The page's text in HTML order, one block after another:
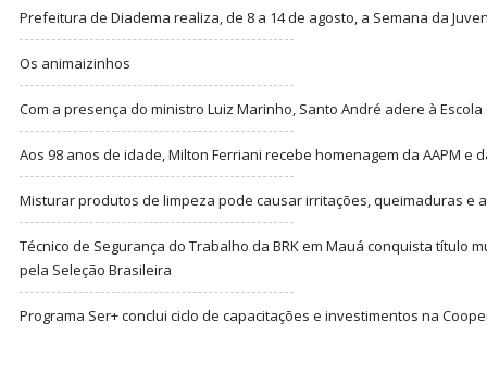
Prefeitura de Diadema realiza, de 8 a 14 de agosto, a Semana da
Os animaizinhos
Com a presença do ministro Luiz Marinho, Santo André adere à
Aos 98 anos de idade, Milton Ferriani recebe homenagem da AAPM e
Misturar produtos de limpeza pode causar irritações, queimaduras e
Técnico de Segurança do Trabalho da BRK em Mauá conquista título
pela Seleção Brasileira
Programa Ser+ conclui ciclo de capacitações e investimentos na